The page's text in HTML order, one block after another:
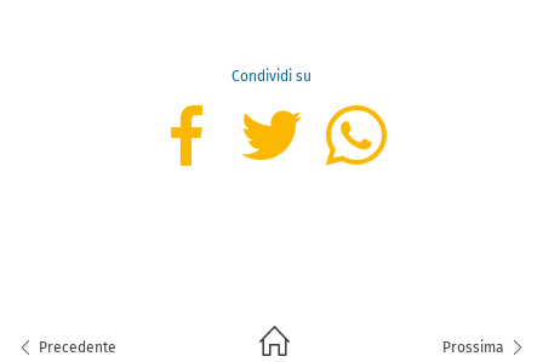
Condividi su
Precedente Prossima